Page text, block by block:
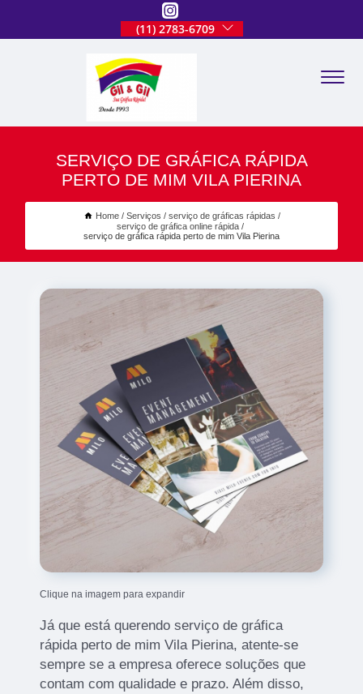
(11) 2783-6709
SERVIÇO DE GRÁFICA RÁPIDA
PERTO DE MIM VILA PIERINA
Home Serviços
serviço de gráficas rápidas
serviço de gráfica online rápida
serviço de gráfica rápida perto de mim Vila Pierina
Clique na imagem para expandir
Já que está querendo serviço de gráfica
rápida perto de mim Vila Pierina, atente-se
sempre se a empresa oferece soluções que
contam com qualidade e prazo. Além disso,